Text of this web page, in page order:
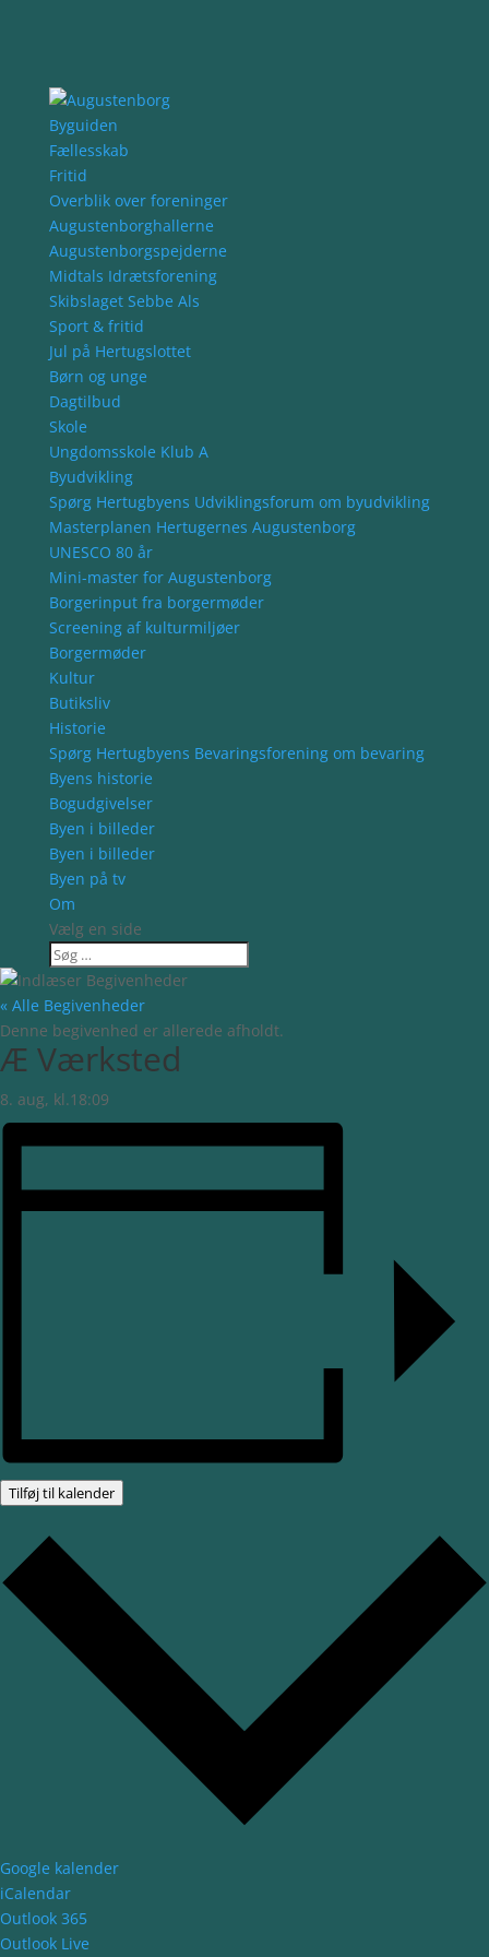
Byguiden
Fællesskab
Fritid
Overblik over foreninger
Augustenborghallerne
Augustenborgspejderne
Midtals Idrætsforening
Skibslaget Sebbe Als
Sport & fritid
Jul på Hertugslottet
Børn og unge
Dagtilbud
Skole
Ungdomsskole Klub A
Byudvikling
Spørg Hertugbyens Udviklingsforum om byudvikling
Masterplanen Hertugernes Augustenborg
UNESCO 80 år
Mini-master for Augustenborg
Borgerinput fra borgermøder
Screening af kulturmiljøer
Borgermøder
Kultur
Butiksliv
Historie
Spørg Hertugbyens Bevaringsforening om bevaring
Byens historie
Bogudgivelser
Byen i billeder
Byen i billeder
Byen på tv
Om
Vælg en side
« Alle Begivenheder
Denne begivenhed er allerede afholdt.
Æ Værksted
8. aug, kl.18:09
Tilføj til kalender
Google kalender
iCalendar
Outlook 365
Outlook Live